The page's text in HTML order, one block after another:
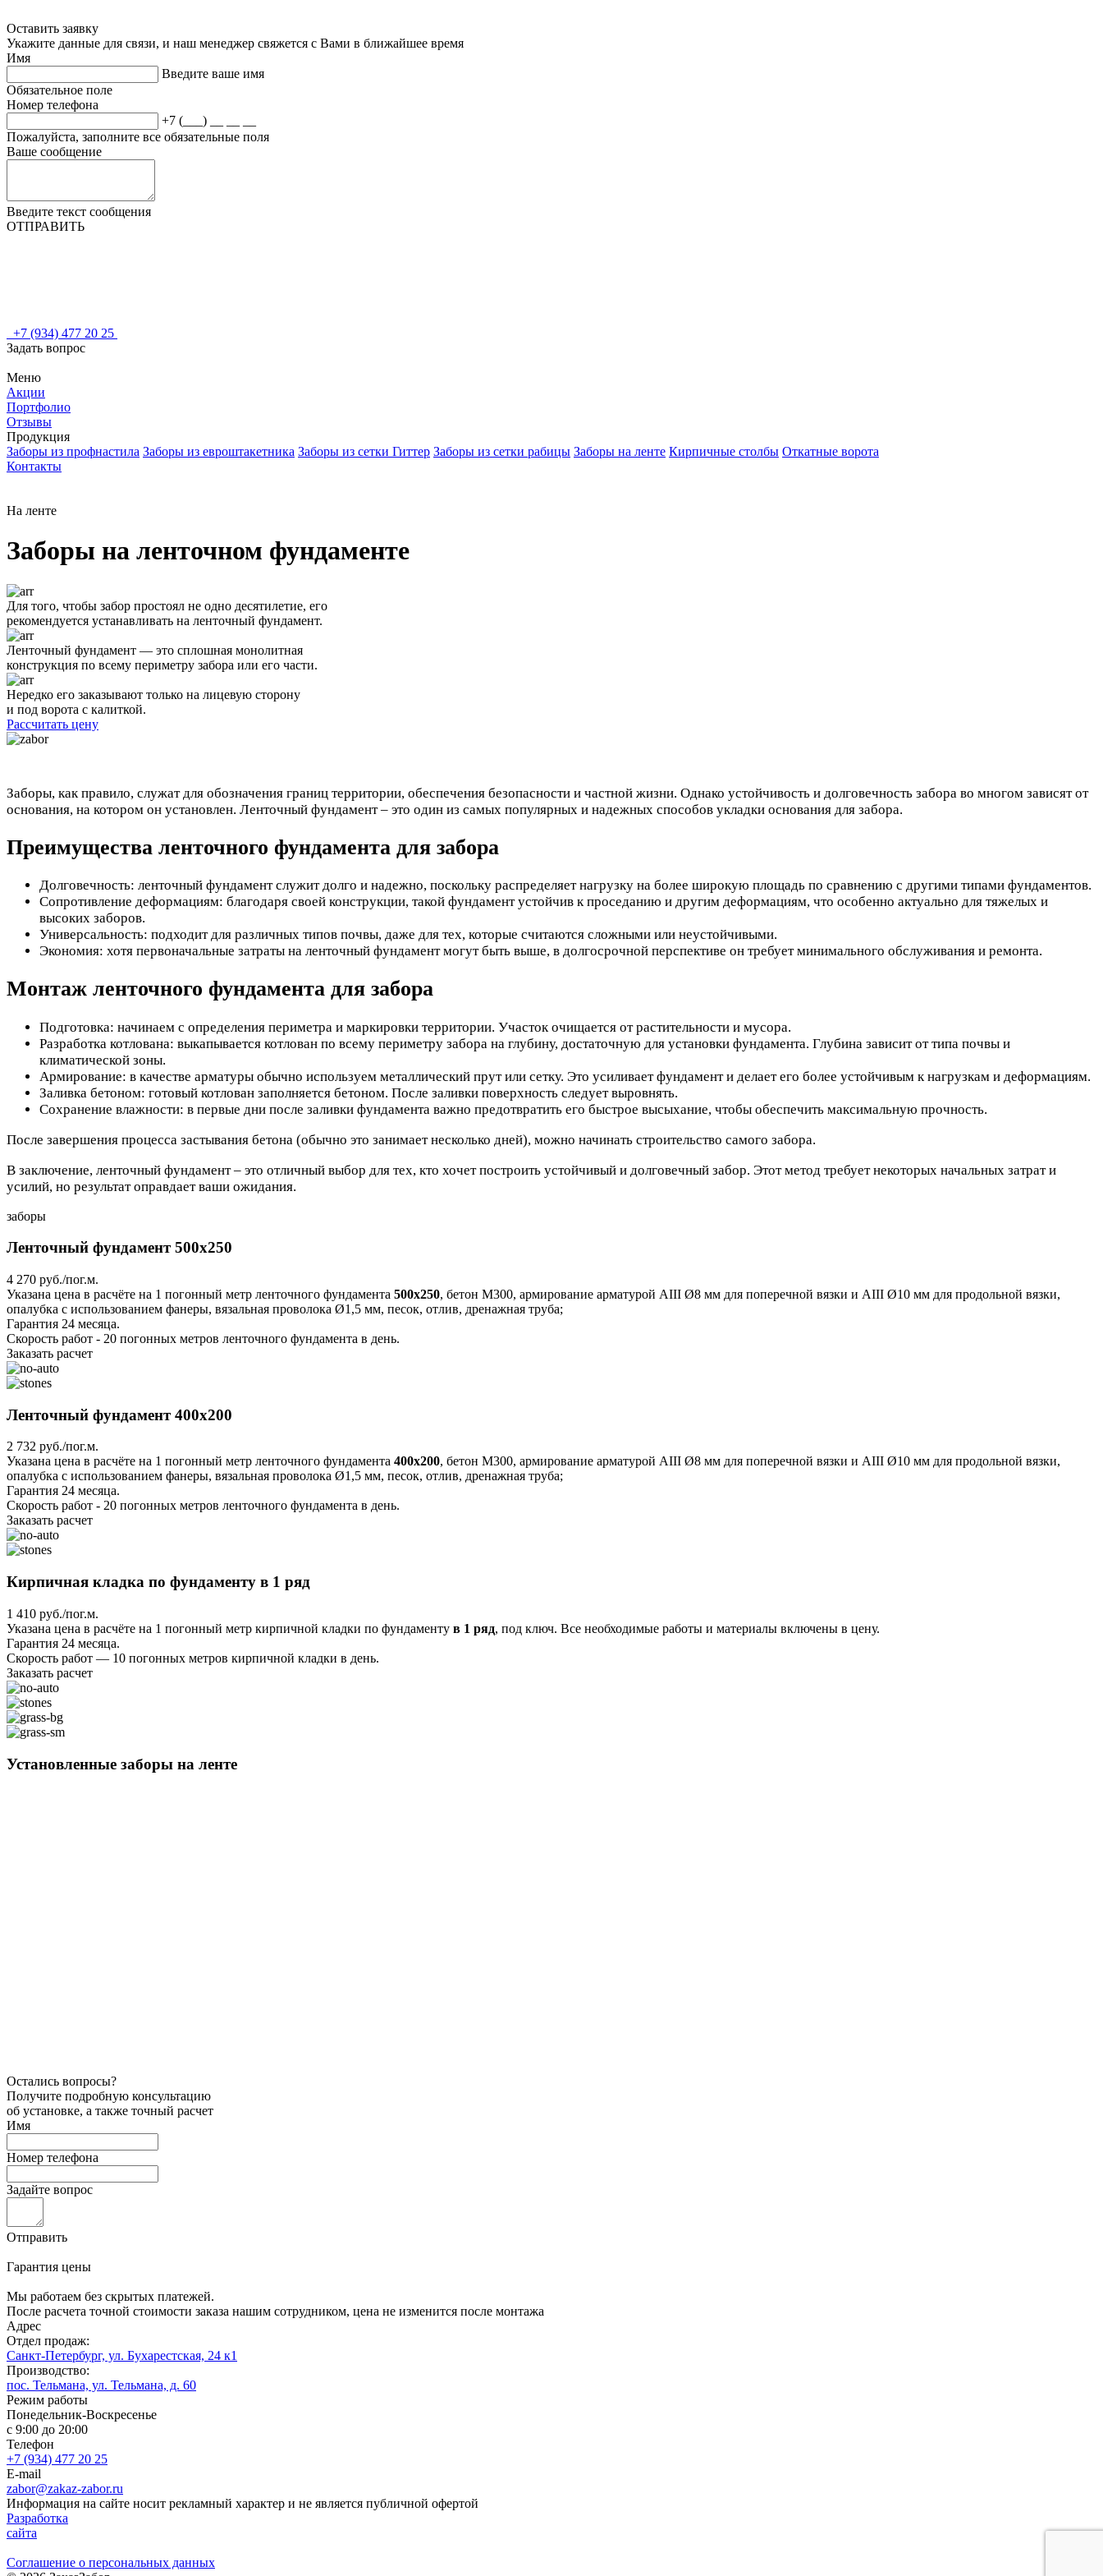
Оставить заявку
Укажите данные для связи, и наш менеджер свяжется с Вами в ближайшее время
Имя
Введите ваше имя
Обязательное поле
Номер телефона
+7 (___) __ __ __
Пожалуйста, заполните все обязательные поля
Ваше сообщение
Введите текст сообщения
ОТПРАВИТЬ
+7 (934) 477 20 25
Задать вопрос
Меню
Акции
Портфолио
Отзывы
Продукция
Заборы из профнастила Заборы из евроштакетника Заборы из сетки Гиттер Заборы из сетки рабицы Заборы на ленте Кирпичные столбы Откатные ворота
Контакты
На ленте
Заборы на ленточном фундаменте
Для того, чтобы забор простоял не одно десятилетие, его
рекомендуется устанавливать на ленточный фундамент.
Ленточный фундамент — это сплошная монолитная
конструкция по всему периметру забора или его части.
Нередко его заказывают только на лицевую сторону
и под ворота с калиткой.
Рассчитать цену
Заборы, как правило, служат для обозначения границ территории, обеспечения безопасности и частной жизни. Однако устойчивость и долговечность забора во многом зависят от
основания, на котором он установлен. Ленточный фундамент – это один из самых популярных и надежных способов укладки основания для забора.
Преимущества ленточного фундамента для забора
Долговечность: ленточный фундамент служит долго и надежно, поскольку распределяет нагрузку на более широкую площадь по сравнению с другими типами фундаментов.
Сопротивление деформациям: благодаря своей конструкции, такой фундамент устойчив к проседанию и другим деформациям, что особенно актуально для тяжелых и
высоких заборов.
Универсальность: подходит для различных типов почвы, даже для тех, которые считаются сложными или неустойчивыми.
Экономия: хотя первоначальные затраты на ленточный фундамент могут быть выше, в долгосрочной перспективе он требует минимального обслуживания и ремонта.
Монтаж ленточного фундамента для забора
Подготовка: начинаем с определения периметра и маркировки территории. Участок очищается от растительности и мусора.
Разработка котлована: выкапывается котлован по всему периметру забора на глубину, достаточную для установки фундамента. Глубина зависит от типа почвы и
климатической зоны.
Армирование: в качестве арматуры обычно используем металлический прут или сетку. Это усиливает фундамент и делает его более устойчивым к нагрузкам и деформациям.
Заливка бетоном: готовый котлован заполняется бетоном. После заливки поверхность следует выровнять.
Сохранение влажности: в первые дни после заливки фундамента важно предотвратить его быстрое высыхание, чтобы обеспечить максимальную прочность.
После завершения процесса застывания бетона (обычно это занимает несколько дней), можно начинать строительство самого забора.
В заключение, ленточный фундамент – это отличный выбор для тех, кто хочет построить устойчивый и долговечный забор. Этот метод требует некоторых начальных затрат и
усилий, но результат оправдает ваши ожидания.
заборы
Ленточный фундамент 500х250
4 270 руб./пог.м.
Указана цена в расчёте на 1 погонный метр ленточного фундамента 500х250, бетон М300, армирование арматурой АIII Ø8 мм для поперечной вязки и АIII Ø10 мм для продольной вязки,
опалубка с использованием фанеры, вязальная проволока Ø1,5 мм, песок, отлив, дренажная труба;
Гарантия 24 месяца.
Скорость работ - 20 погонных метров ленточного фундамента в день.
Заказать расчет
Ленточный фундамент 400х200
2 732 руб./пог.м.
Указана цена в расчёте на 1 погонный метр ленточного фундамента 400х200, бетон М300, армирование арматурой АIII Ø8 мм для поперечной вязки и АIII Ø10 мм для продольной вязки,
опалубка с использованием фанеры, вязальная проволока Ø1,5 мм, песок, отлив, дренажная труба;
Гарантия 24 месяца.
Скорость работ - 20 погонных метров ленточного фундамента в день.
Заказать расчет
Кирпичная кладка по фундаменту в 1 ряд
1 410 руб./пог.м.
Указана цена в расчёте на 1 погонный метр кирпичной кладки по фундаменту в 1 ряд, под ключ. Все необходимые работы и материалы включены в цену.
Гарантия 24 месяца.
Скорость работ — 10 погонных метров кирпичной кладки в день.
Заказать расчет
Установленные заборы на ленте
Остались вопросы?
Получите подробную консультацию
об установке, а также точный расчет
Имя
Номер телефона
Задайте вопрос
Отправить
Гарантия цены
Мы работаем без скрытых платежей.
После расчета точной стоимости заказа нашим сотрудником, цена не изменится после монтажа
Адрес
Отдел продаж:
Санкт-Петербург, ул. Бухарестская, 24 к1
Производство:
пос. Тельмана, ул. Тельмана, д. 60
Режим работы
Понедельник-Воскресенье
с 9:00 до 20:00
Телефон
+7 (934) 477 20 25
E-mail
zabor@zakaz-zabor.ru
Информация на сайте носит рекламный характер и не является публичной офертой
Разработка
сайта
Соглашение о персональных данных